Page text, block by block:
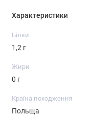
Характеристики
Білки
1,2 г
Жири
0 г
Країна походження
Польща